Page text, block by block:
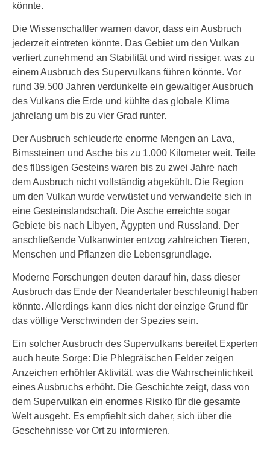
könnte.
Die Wissenschaftler warnen davor, dass ein Ausbruch
jederzeit eintreten könnte. Das Gebiet um den Vulkan
verliert zunehmend an Stabilität und wird rissiger, was zu
einem Ausbruch des Supervulkans führen könnte. Vor
rund 39.500 Jahren verdunkelte ein gewaltiger Ausbruch
des Vulkans die Erde und kühlte das globale Klima
jahrelang um bis zu vier Grad runter.
Der Ausbruch schleuderte enorme Mengen an Lava,
Bimssteinen und Asche bis zu 1.000 Kilometer weit. Teile
des flüssigen Gesteins waren bis zu zwei Jahre nach
dem Ausbruch nicht vollständig abgekühlt. Die Region
um den Vulkan wurde verwüstet und verwandelte sich in
eine Gesteinslandschaft. Die Asche erreichte sogar
Gebiete bis nach Libyen, Ägypten und Russland. Der
anschließende Vulkanwinter entzog zahlreichen Tieren,
Menschen und Pflanzen die Lebensgrundlage.
Moderne Forschungen deuten darauf hin, dass dieser
Ausbruch das Ende der Neandertaler beschleunigt haben
könnte. Allerdings kann dies nicht der einzige Grund für
das völlige Verschwinden der Spezies sein.
Ein solcher Ausbruch des Supervulkans bereitet Experten
auch heute Sorge: Die Phlegräischen Felder zeigen
Anzeichen erhöhter Aktivität, was die Wahrscheinlichkeit
eines Ausbruchs erhöht. Die Geschichte zeigt, dass von
dem Supervulkan ein enormes Risiko für die gesamte
Welt ausgeht. Es empfiehlt sich daher, sich über die
Geschehnisse vor Ort zu informieren.